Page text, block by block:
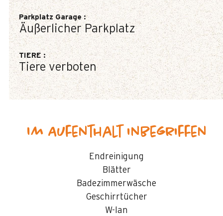
Parkplatz Garage:
Äußerlicher Parkplatz
TIERE:
Tiere verboten
Im Aufenthalt inbegriffen
Endreinigung
Blätter
Badezimmerwäsche
Geschirrtücher
W-lan